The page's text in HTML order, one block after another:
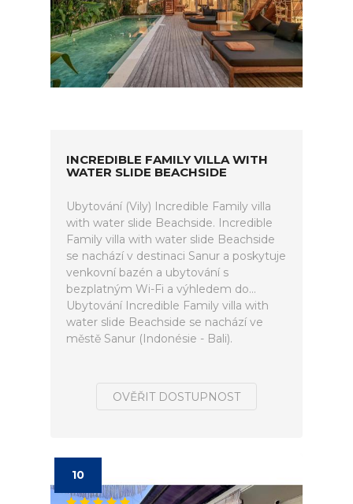
INCREDIBLE FAMILY VILLA WITH
WATER SLIDE BEACHSIDE
Ubytování (Vily) Incredible Family villa
with water slide Beachside. Incredible
Family villa with water slide Beachside
se nachází v destinaci Sanur a poskytuje
venkovní bazén a ubytování s
bezplatným Wi-Fi a výhledem do...
Ubytování Incredible Family villa with
water slide Beachside se nachází ve
městě Sanur (Indonésie - Bali).
OVĚŘIT DOSTUPNOST
10